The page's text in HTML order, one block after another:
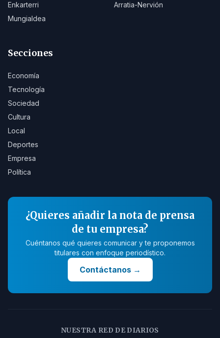
Enkarterri
Arratia-Nervión
Mungialdea
Secciones
Economía
Tecnología
Sociedad
Cultura
Local
Deportes
Empresa
Política
¿Quieres añadir la nota de prensa
de tu empresa?
Cuéntanos qué quieres comunicar y te proponemos
titulares con enfoque periodístico.
Contáctanos→
NUESTRA RED DE DIARIOS